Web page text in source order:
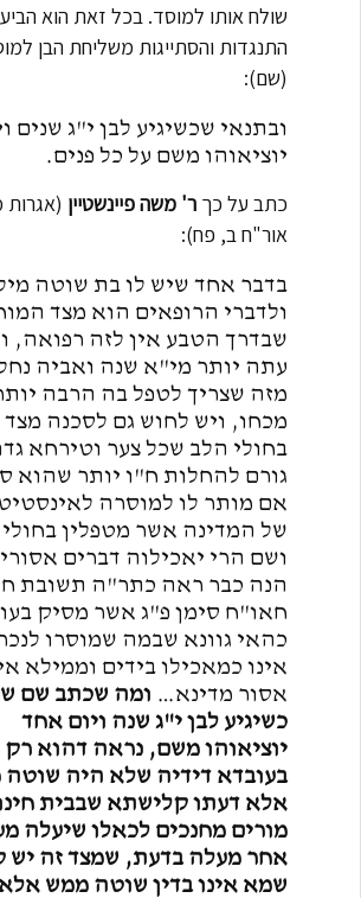
שולח אותו למוסד. בכל זאת הוא הביע
התנגדות והסתייגות משליחת הבן
(שם):
ובתנאי שכשיגיע לבן י"ג שנים
יוציאוהו משם על כל פנים.
כתב על כך ר' משה פיינשטיין
אור"ח ב, פח):
בדבר אחד שיש לו בת שוטה
ולדברי הרופאים הוא מצד
שבדרך הטבע אין לזה רפואה,
עתה יותר מי"א שנה ואביה
מזה שצריך לטפל בה הרבה
מכחו, ויש לחוש גם לסכנה
בחולי הלב שכל צער וטירחא
גורם להחלות ח"ו יותר שהוא
אם מותר לו למוסרה
של המדינה אשר מטפלין
ושם הרי יאכילוה דברים
הנה כבר ראה כתר"ה תשובת
חאו"ח סימן פ"ג אשר מסיק
כהאי גוונא שבמה שמוסרו
אינו כמאכילו בידים וממילא
אסור מדינא… ומה שכתב שם
כשיגיע לבן י"ג שנה ויום אחד
יוציאוהו משם, נראה דהוא רק
בעובדא דידיה שלא היה
אלא דעתו קלישתא שבבית
מורים מחנכים לכאלו שיעלה
אחר מעלה בדעת, שמצד זה יש
שמא אינו בדין שוטה ממש